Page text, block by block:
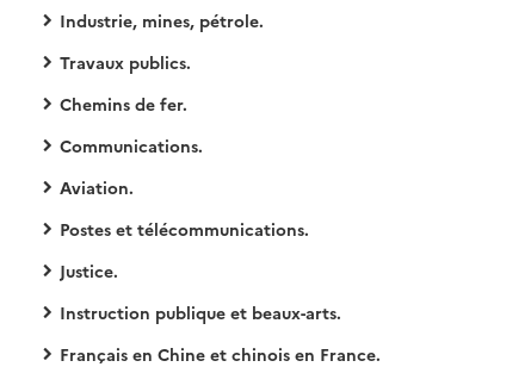
Industrie, mines, pétrole.
Travaux publics.
Chemins de fer.
Communications.
Aviation.
Postes et télécommunications.
Justice.
Instruction publique et beaux-arts.
Français en Chine et chinois en France.